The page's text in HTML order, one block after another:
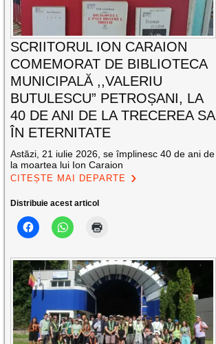
SCRIITORUL ION CARAION
COMEMORAT DE BIBLIOTECA
MUNICIPALĂ ,,VALERIU
BUTULESCU” PETROȘANI, LA
40 DE ANI DE LA TRECEREA SA
ÎN ETERNITATE
Astăzi, 21 iulie 2026, se împlinesc 40 de ani de
la moartea lui Ion Caraion
CITEȘTE MAI DEPARTE
Distribuie acest articol